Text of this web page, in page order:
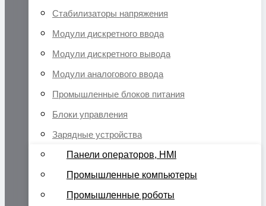
Стабилизаторы напряжения
Модули дискретного ввода
Модули дискретного вывода
Модули аналогового ввода
Промышленные блоков питания
Блоки управления
Зарядные устройства
Панели операторов, HMI
Промышленные компьютеры
Промышленные роботы